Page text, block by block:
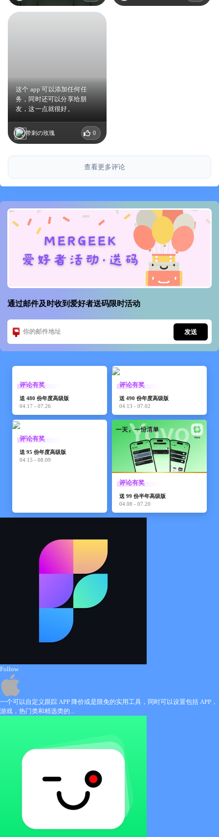
这个 app 可以添加任何任
务，同时还可以分享给朋
友，这一点就很好。
带刺の玫瑰 0
查看更多评论
通过邮件及时收到爱好者送码限时活动
发送
评论有奖
送 480 份年度高级版
04.17 - 07.26
评论有奖
送 490 份年度高级版
04.13 - 07.02
评论有奖
送 95 份年度高级版
04.15 - 08.09
评论有奖
送 99 份半年高级版
04.08 - 07.20
Follow
一个可以自定义跟踪 APP 降价或是限免的实用工具，同时可以设置包括 APP，
游戏，热门类和精选类的...